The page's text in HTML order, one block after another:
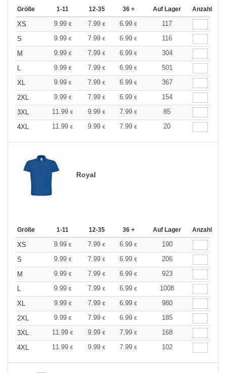
Größe 1-11 12-35 36 + Auf Lager Anzahl
XS 9.99 € 7.99 € 6.99 €
117
S
9.99 € 7.99 € 6.99 €
116
M
9.99 € 7.99 € 6.99 €
304
9.99 € 7.99 € 6.99 €
501
XL
9.99 € 7.99 € 6.99 €
367
2XL
9.99 € 7.99 € 6.99 €
154
3XL
11.99 € 9.99 € 7.99 €
85
4XL
11.99 € 9.99 € 7.99 € 20
Royal
Größe 1-11 12-35 36 + Auf Lager Anzahl
XS 9.99 € 7.99 € 6.99 €
190
S
9.99 € 7.99 € 6.99 €
206
M
9.99 € 7.99 € 6.99 €
923
9.99 € 7.99 € 6.99 €
1008
XL
9.99 € 7.99 € 6.99 €
980
2XL
9.99 € 7.99 € 6.99 €
185
3XL
11.99 € 9.99 € 7.99 €
168
4XL
11.99 € 9.99 € 7.99 € 102